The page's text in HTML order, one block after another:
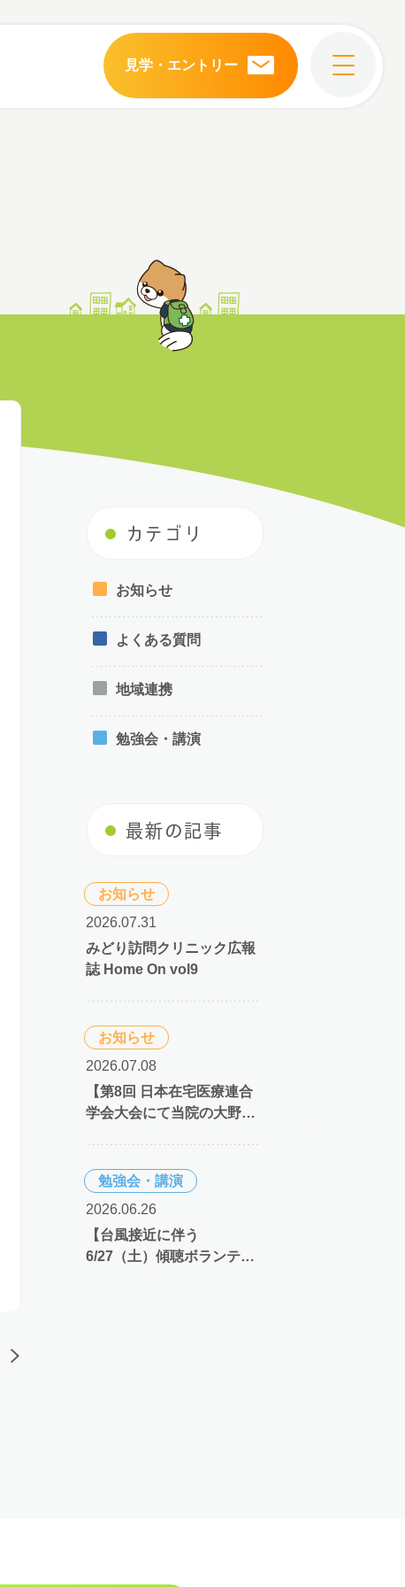
見学・エントリー
カテゴリ
お知らせ
よくある質問
地域連携
勉強会・講演
最新の記事
お知らせ
2026.07.31
みどり訪問クリニック広報
誌 Home On vol9
お知らせ
2026.07.08
【第8回 日本在宅医療連合
学会大会にて当院の大野医
勉強会・講演
2026.06.26
【台風接近に伴う
6/27（土）傾聴ボランティ